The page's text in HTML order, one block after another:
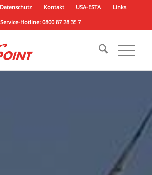
Datenschutz Kontakt USA-ESTA
Links
Service-Hotline: 0800 87 28 35 7